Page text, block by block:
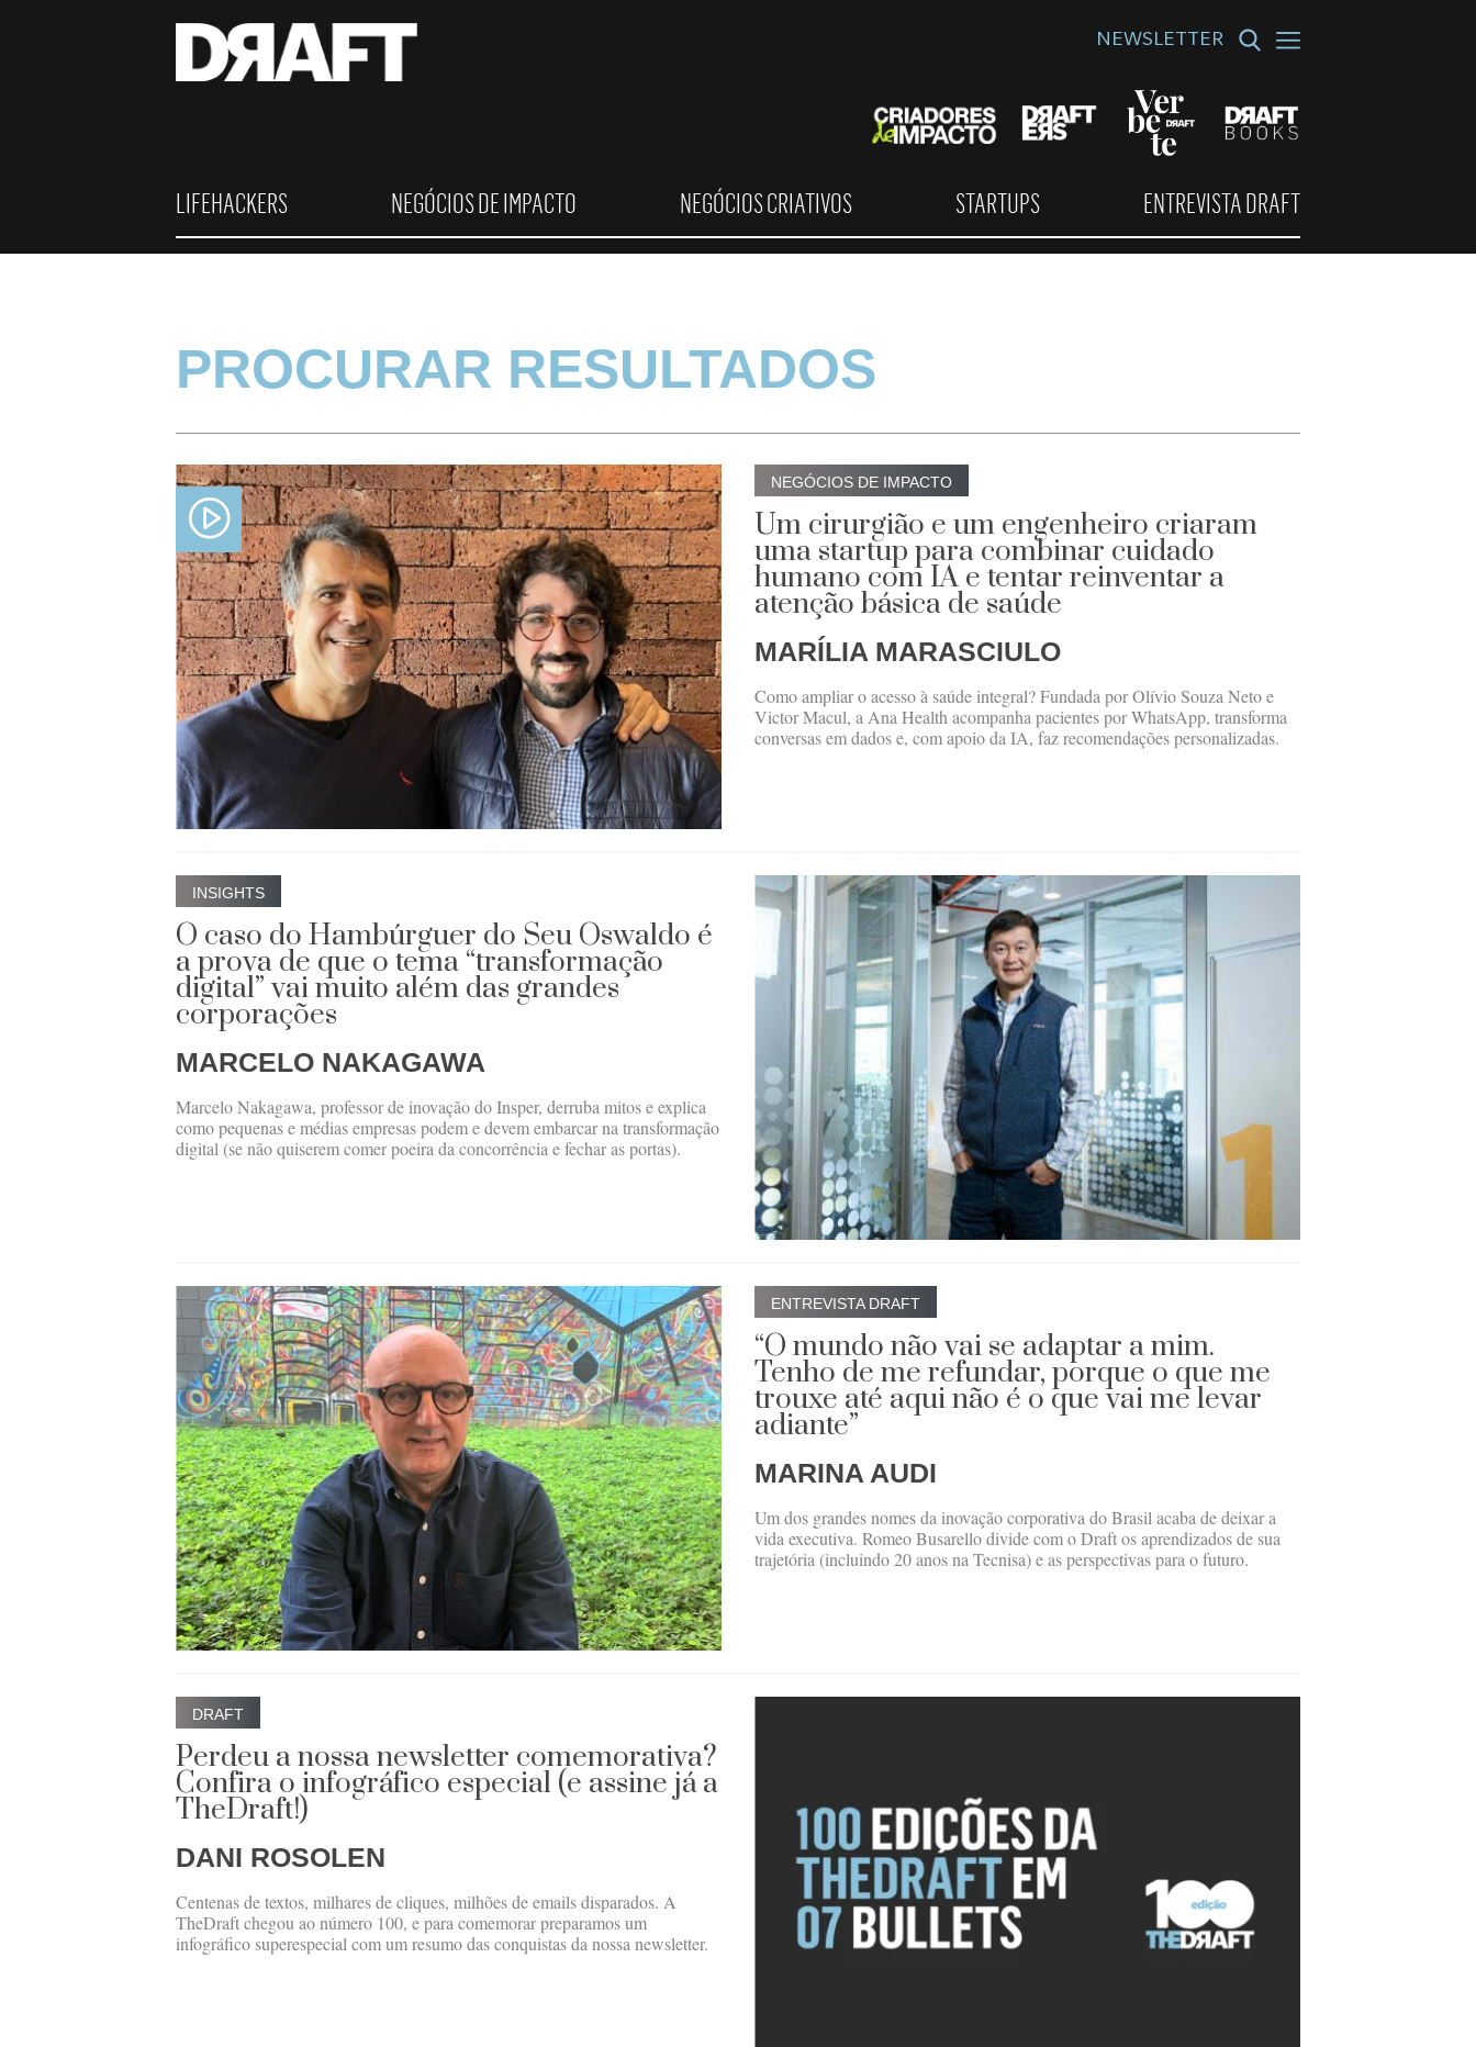
NEWSLETTER
LIFEHACKERS NEGÓCIOS DE IMPACTO NEGÓCIOS CRIATIVOS STARTUPS ENTREVISTA DRAFT
PROCURAR RESULTADOS
NEGÓCIOS DE IMPACTO
Um cirurgião e um engenheiro criaram
uma startup para combinar cuidado
humano com IA e tentar reinventar a
atenção básica de saúde
MARÍLIA MARASCIULO
Como ampliar o acesso à saúde integral? Fundada por Olívio Souza Neto e
Victor Macul, a Ana Health acompanha pacientes por WhatsApp, transforma
conversas em dados e, com apoio da IA, faz recomendações personalizadas.
INSIGHTS
O caso do Hambúrguer do Seu Oswaldo é
a prova de que o tema “transformação
digital” vai muito além das grandes
corporações
MARCELO NAKAGAWA
Marcelo Nakagawa, professor de inovação do Insper, derruba mitos e explica
como pequenas e médias empresas podem e devem embarcar na transformação
digital (se não quiserem comer poeira da concorrência e fechar as portas).
ENTREVISTA DRAFT
“O mundo não vai se adaptar a mim.
Tenho de me refundar, porque o que me
trouxe até aqui não é o que vai me levar
adiante”
MARINA AUDI
Um dos grandes nomes da inovação corporativa do Brasil acaba de deixar a
vida executiva. Romeo Busarello divide com o Draft os aprendizados de sua
trajetória (incluindo 20 anos na Tecnisa) e as perspectivas para o futuro.
DRAFT
Perdeu a nossa newsletter comemorativa?
Confira o infográfico especial (e assine já a
TheDraft!)
DANI ROSOLEN
Centenas de textos, milhares de cliques, milhões de emails disparados. A
TheDraft chegou ao número 100, e para comemorar preparamos um
infográfico superespecial com um resumo das conquistas da nossa newsletter.